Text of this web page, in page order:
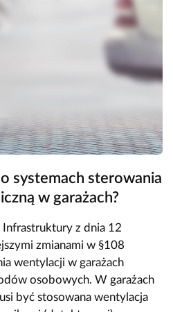
systemach sterowania
w garażach?
Infrastruktury z dnia 12
zmianami w §108
wentylacji w garażach
osobowych. W garażach
być stosowana wentylacja